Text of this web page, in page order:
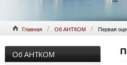
Главная Об АНТКОМ Первая
Об АНТКОМ